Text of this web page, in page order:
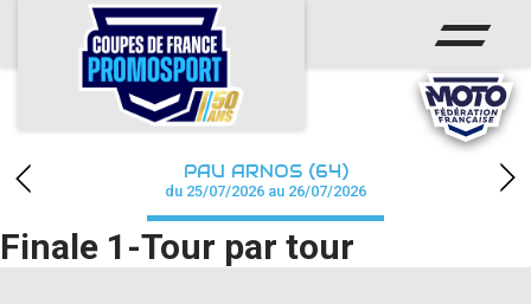
ACCUEIL
ACTUS
CALENDRIER
CHAMPIONNAT
RÉSULTATS
PAU ARNOS (64)
du 25/07/2026 au 26/07/2026
Finale 1-Tour par tour